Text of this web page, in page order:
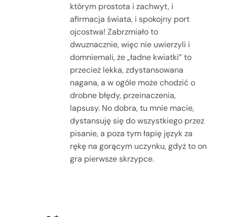
którym prostota i zachwyt, i
afirmacja świata, i spokojny port
ojcostwa! Zabrzmiało to
dwuznacznie, więc nie uwierzyli i
domniemali, że „ładne kwiatki” to
przecież lekka, zdystansowana
nagana, a w ogóle może chodzić o
drobne błędy, przeinaczenia,
lapsusy. No dobra, tu mnie macie,
dystansuję się do wszystkiego przez
pisanie, a poza tym łapię język za
rękę na gorącym uczynku, gdyż to on
gra pierwsze skrzypce.